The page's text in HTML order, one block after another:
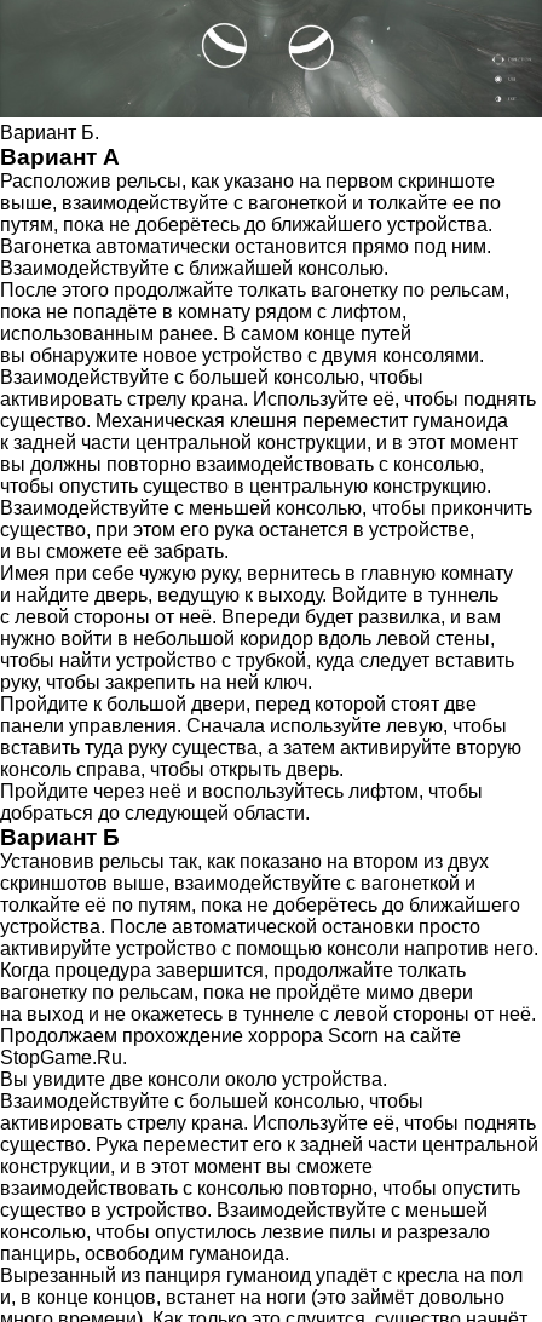
Вариант Б.
Вариант А
Расположив рельсы, как указано на первом скриншоте
выше, взаимодействуйте с вагонеткой и толкайте ее по
путям, пока не доберётесь до ближайшего устройства.
Вагонетка автоматически остановится прямо под ним.
Взаимодействуйте с ближайшей консолью.
После этого продолжайте толкать вагонетку по рельсам,
пока не попадёте в комнату рядом с лифтом,
использованным ранее. В самом конце путей
вы обнаружите новое устройство с двумя консолями.
Взаимодействуйте с большей консолью, чтобы
активировать стрелу крана. Используйте её, чтобы поднять
существо. Механическая клешня переместит гуманоида
к задней части центральной конструкции, и в этот момент
вы должны повторно взаимодействовать с консолью,
чтобы опустить существо в центральную конструкцию.
Взаимодействуйте с меньшей консолью, чтобы прикончить
существо, при этом его рука останется в устройстве,
и вы сможете её забрать.
Имея при себе чужую руку, вернитесь в главную комнату
и найдите дверь, ведущую к выходу. Войдите в туннель
с левой стороны от неё. Впереди будет развилка, и вам
нужно войти в небольшой коридор вдоль левой стены,
чтобы найти устройство с трубкой, куда следует вставить
руку, чтобы закрепить на ней ключ.
Пройдите к большой двери, перед которой стоят две
панели управления. Сначала используйте левую, чтобы
вставить туда руку существа, а затем активируйте вторую
консоль справа, чтобы открыть дверь.
Пройдите через неё и воспользуйтесь лифтом, чтобы
добраться до следующей области.
Вариант Б
Установив рельсы так, как показано на втором из двух
скриншотов выше, взаимодействуйте с вагонеткой и
толкайте её по путям, пока не доберётесь до ближайшего
устройства. После автоматической остановки просто
активируйте устройство с помощью консоли напротив него.
Когда процедура завершится, продолжайте толкать
вагонетку по рельсам, пока не пройдёте мимо двери
на выход и не окажетесь в туннеле с левой стороны от неё.
Продолжаем прохождение хоррора Scorn на сайте
StopGame.Ru.
Вы увидите две консоли около устройства.
Взаимодействуйте с большей консолью, чтобы
активировать стрелу крана. Используйте её, чтобы поднять
существо. Рука переместит его к задней части центральной
конструкции, и в этот момент вы сможете
взаимодействовать с консолью повторно, чтобы опустить
существо в устройство. Взаимодействуйте с меньшей
консолью, чтобы опустилось лезвие пилы и разрезало
панцирь, освободим гуманоида.
Вырезанный из панциря гуманоид упадёт с кресла на пол
и, в конце концов, встанет на ноги (это займёт довольно